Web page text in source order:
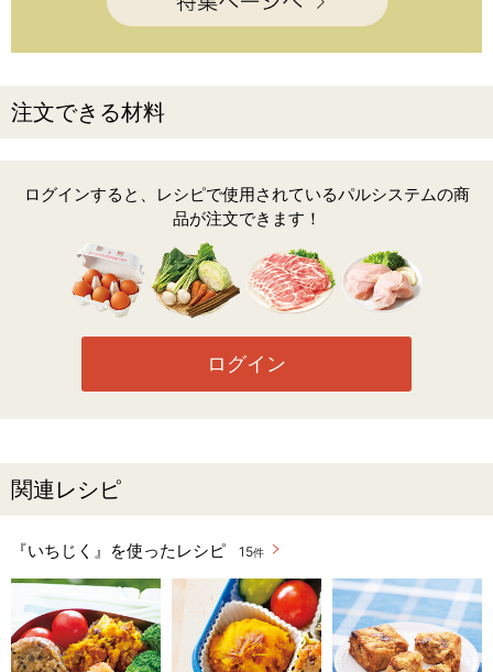
注文できる材料
ログインすると、レシピで使用されているパルシステムの商
品が注文できます！
ログイン
関連レシピ
『いちじく』を使ったレシピ 15件